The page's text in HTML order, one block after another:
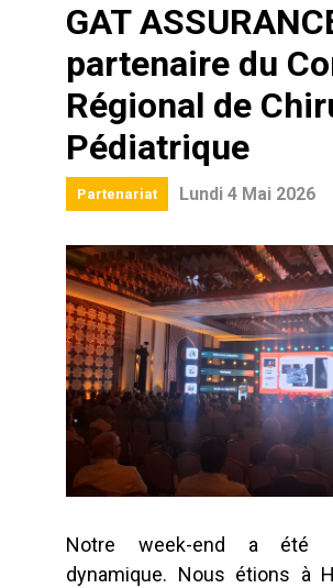
GAT
partenaire du
Régional de
Pédiatrique
Partenariat Lundi 4 Mai 2026
Notre week-end a été
dynamique. Nous étions à